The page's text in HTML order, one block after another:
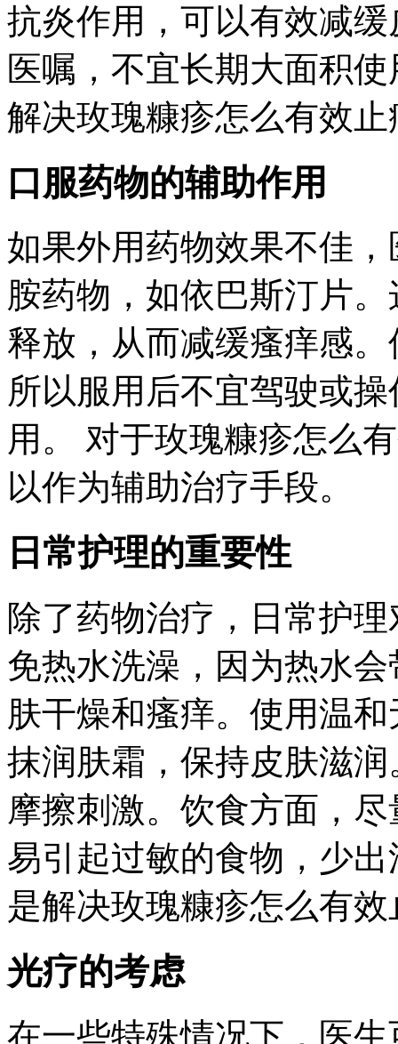
抗炎作用，可以有效减
医嘱，不宜长期大面积
解决玫瑰糠疹怎么有效
口服药物的辅助作用
如果外用药物效果不佳
胺药物，如依巴斯汀片
释放，从而减缓瘙痒感
所以服用后不宜驾驶或
用。 对于玫瑰糠疹怎么
以作为辅助治疗手段。
日常护理的重要性
除了药物治疗，日常护
免热水洗澡，因为热水
肤干燥和瘙痒。使用温
抹润肤霜，保持皮肤滋
摩擦刺激。饮食方面，
易引起过敏的食物，少
是解决玫瑰糠疹怎么有
光疗的考虑
在一些特殊情况下，医